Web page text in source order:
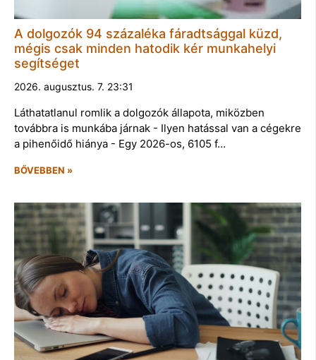
A dolgozók 94 százaléka fáradtsággal küzd,
mégis csak minden hatodik kér munkahelyi
segítséget
2026. augusztus. 7. 23:31
Láthatatlanul romlik a dolgozók állapota, miközben
továbbra is munkába járnak - Ilyen hatással van a cégekre
a pihenőidő hiánya - Egy 2026-os, 6105 f…
BŐVEBBEN »